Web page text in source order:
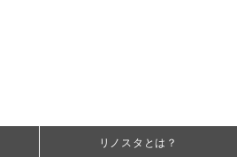
リノスタとは？